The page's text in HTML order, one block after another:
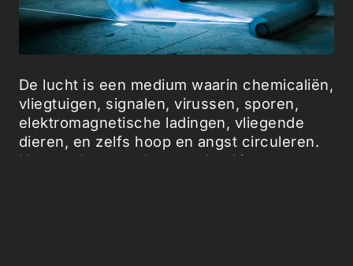
De lucht is een medium waarin chemicaliën,
vliegtuigen, signalen, virussen, sporen,
elektromagnetische ladingen, vliegende
dieren, en zelfs hoop en angst circuleren.
Haar gedrag wordt vastgelegd in